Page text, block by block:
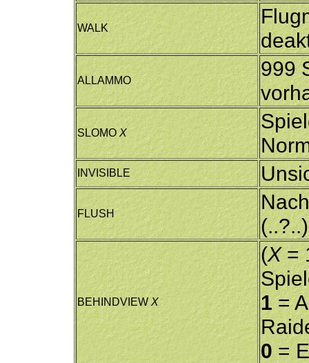
WALK
ALLAMMO
999
SLOMOX
INVISIBLE
FLUSH
(..?..)
BEHINDVIEWX
(X=
1=
0=